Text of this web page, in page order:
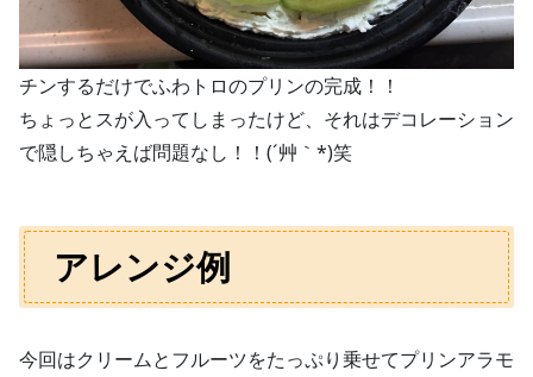
チンするだけでふわトロのプリンの完成！！
ちょっとスが入ってしまったけど、それはデコレーション
で隠しちゃえば問題なし！！(´艸｀*)笑
アレンジ例
今回はクリームとフルーツをたっぷり乗せてプリンアラモ